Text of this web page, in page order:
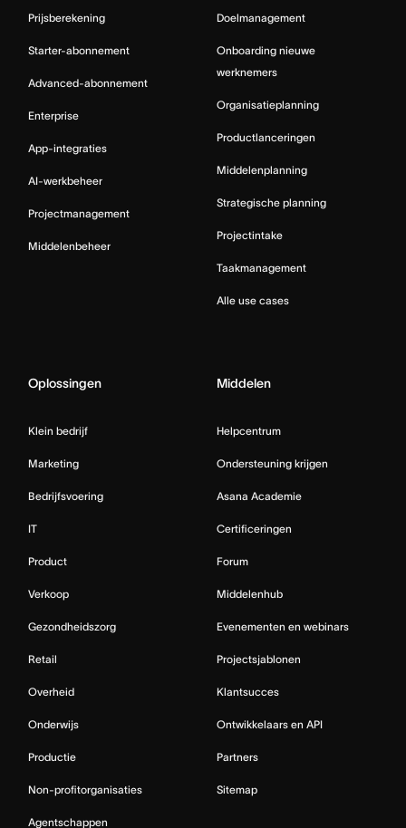
Prijsberekening
Starter-abonnement
Advanced-abonnement
Enterprise
App-integraties
AI-werkbeheer
Projectmanagement
Middelenbeheer
Doelmanagement
Onboarding nieuwe
werknemers
Organisatieplanning
Productlanceringen
Middelenplanning
Strategische planning
Projectintake
Taakmanagement
Alle use cases
Oplossingen
Klein bedrijf
Marketing
Bedrijfsvoering
IT
Product
Verkoop
Gezondheidszorg
Retail
Overheid
Onderwijs
Productie
Non-profitorganisaties
Agentschappen
Middelen
Helpcentrum
Ondersteuning krijgen
Asana Academie
Certificeringen
Forum
Middelenhub
Evenementen en webinars
Projectsjablonen
Klantsucces
Ontwikkelaars en API
Partners
Sitemap